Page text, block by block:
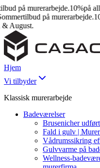
på murerarbejde.10%på alle
på murerarbejde.
August.
Hjem
Vi tilbyder
Klassisk murerarbejde
Badeværelser
Brusenicher
Fald i gulv |
Vådrumssikring
Gulvvarme på
Wellness-